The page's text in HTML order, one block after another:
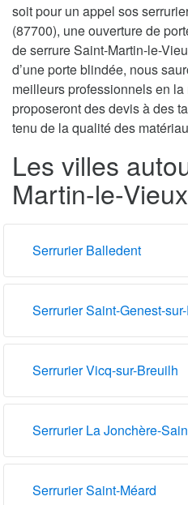
soit pour un appel sos
(87700), une ouverture de
de serrure Saint-Martin-le-
d’une porte blindée, nous
meilleurs professionnels en
proposeront des devis à des
tenu de la qualité des
Les villes
Martin-le-Vieux
Serrurier Balledent
Serrurier Saint-Genest-
Serrurier Vicq-sur-Breuilh
Serrurier La Jonchère-
Serrurier Saint-Méard